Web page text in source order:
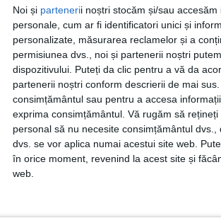
Noi și partenerii noștri stocăm și/sau
personale, cum ar fi identificatori unici și
personalizate, măsurarea reclamelor și a
permisiunea dvs., noi și partenerii noștri
dispozitivului. Puteți da clic pentru a vă da
partenerii noștri conform descrierii de mai
consimțământul sau pentru a accesa
exprima consimțământul. Vă rugăm să
personal să nu necesite consimțământul
dvs. se vor aplica numai acestui site web.
în orice moment, revenind la acest site și
web.
Nu-i obligatoriu, dar noi avem
Considerăm că pentru o anumită
și, da, aveam abonament la <Gazeta
Liberă>, la <Adevărul>, la
și pe segmente gen <Formula AS>
punct de vedere al literatului, adică nu
un segment de public care dorește
literatură. Biblioteca publică este prin
în vigoare și atunci trebuie să
de decizia de a trece <Gazeta